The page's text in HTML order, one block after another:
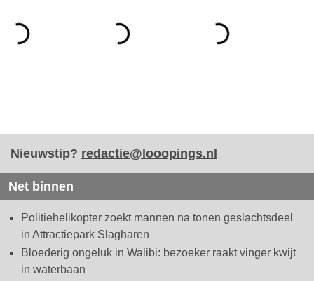
Nieuwstip? redactie@looopings.nl
Net binnen
Politiehelikopter zoekt mannen na tonen geslachtsdeel
in Attractiepark Slagharen
Bloederig ongeluk in Walibi: bezoeker raakt vinger kwijt
in waterbaan